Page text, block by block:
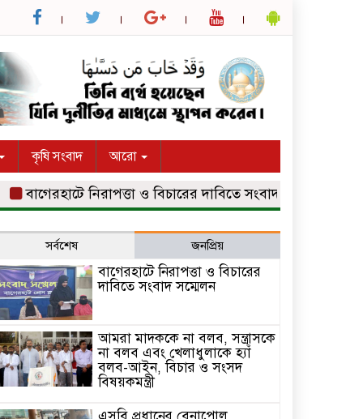
কৃষি সংবাদ আরো
বাগেরহাটে নিরাপত্তা ও বিচারের দাবিতে সংবাদ সম্মেলন
সর্বশেষ জনপ্রিয়
বাগেরহাটে নিরাপত্তা ও বিচারের
দাবিতে সংবাদ সম্মেলন
আমরা মাদককে না বলব, সন্ত্রাসকে
না বলব এবং খেলাধুলাকে হ্যাঁ
বলব-আইন, বিচার ও সংসদ
বিষয়কমন্ত্রী